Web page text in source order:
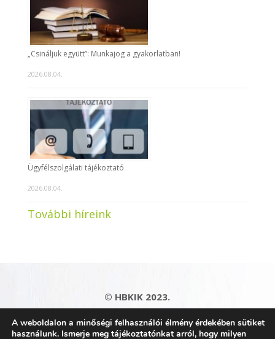
„Csináljuk együtt”: Munkajog a gyakorlatban!
2026.08.04.
Ügyfélszolgálati tájékoztató
2026.08.04.
További híreink
© HBKIK 2023.
Adatkezelési tájékoztató|Impresszum|
Kapcsolat|Honlaptérkép
A weboldalon a minőségi felhasználói élmény érdekében sütiket
használunk. Ismerje meg tájékoztatónkat arról, hogy milyen